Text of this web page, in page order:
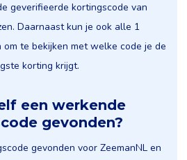
geverifieerde kortingscode van
Daarnaast kun je ook alle 1
te bekijken met welke code je de
korting krijgt.
een werkende
gevonden?
gevonden voor ZeemanNL en